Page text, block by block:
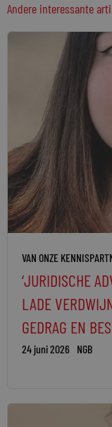
Andere interessante
VAN ONZE
‘JURIDISCHE
LADE
GEDRAG EN
24 juni 2026 NGB